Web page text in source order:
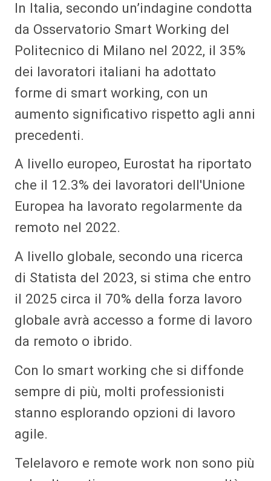
In Italia, secondo un’indagine condotta
da Osservatorio Smart Working del
Politecnico di Milano nel 2022, il 35%
dei lavoratori italiani ha adottato
forme di smart working, con un
aumento significativo rispetto agli anni
precedenti.
A livello europeo, Eurostat ha riportato
che il 12.3% dei lavoratori dell'Unione
Europea ha lavorato regolarmente da
remoto nel 2022.
A livello globale, secondo una ricerca
di Statista del 2023, si stima che entro
il 2025 circa il 70% della forza lavoro
globale avrà accesso a forme di lavoro
da remoto o ibrido.
Con lo smart working che si diffonde
sempre di più, molti professionisti
stanno esplorando opzioni di lavoro
agile.
Telelavoro e remote work non sono più